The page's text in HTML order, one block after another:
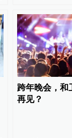
跨年晚会，和
再见？